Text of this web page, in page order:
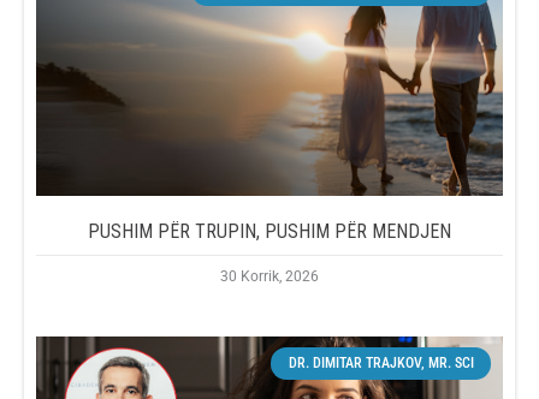
PUSHIM PËR TRUPIN, PUSHIM PËR MENDJEN
30 Korrik, 2026
DR. DIMITAR TRAJKOV, MR. SCI